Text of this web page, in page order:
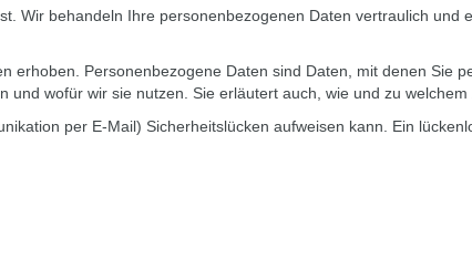
Wir behandeln Ihre personenbezogenen Daten vertraulich und
Personenbezogene Daten sind Daten, mit denen Sie
wofür wir sie nutzen. Sie erläutert auch, wie und zu
per E-Mail) Sicherheitslücken aufweisen kann. Ein